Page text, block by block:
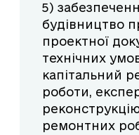
5)
будівництво
проектної
технічних
капітальний
роботи,
ремонтних